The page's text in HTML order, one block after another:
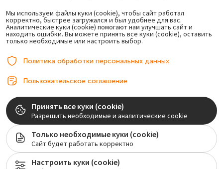
Возможно лечение в рассрочку.
© 2017-2026, ООО «Центр имплантации». Любое использование либо
копирование материалов или подборки материалов сайта, элементов
дизайна и оформления допускается лишь с разрешения правообладателя и
только со ссылкой на источник: implantolog-fedorov.ru
Лицензия на осуществление медицинской деятельности №ЛО-77-01-020128
Мы собираем обезличенные метаданные (файлы cookie) для нормального
Мы используем файлы куки (cookie), чтобы сайт работал
корректно, быстрее загружался и был удобнее для вас.
Аналитические куки (cookie) помогают нам улучшать сайт и
находить ошибки. Вы можете принять все куки (cookie), оставить
только необходимые или настроить выбор.
Политика обработки персональных данных
Пользовательское соглашение
Принять все куки (cookie)
Разрешить необходимые и аналитические cookie
Только необходимые куки (cookie)
Сайт будет работать корректно
Настроить куки (cookie)